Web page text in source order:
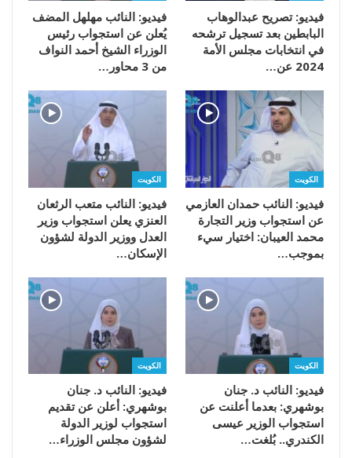
فيديو: تصريح عبدالوهاب
البابطين بعد تسجيل ترشحه
في انتخابات مجلس الأمة
2024 عن…
فيديو: النائب مهلهل المضف
يُعلن عن استجواب رئيس
الوزراء الشيخ أحمد النواف
من 3 محاور…
الكويت
فيديو: النائب حمدان العازمي
عن استجواب وزير التجارة
محمد العيبان: اختيار سيء
بموجب…
الكويت
فيديو: النائب متعب الرثعان
العنزي يعلن استجواب وزير
العدل ووزير الدولة لشؤون
الإسكان…
الكويت
فيديو: النائب د. جنان
بوشهري: بعدما أعلنت عن
استجواب الوزير عيسى
الكندري.. بُلغت…
الكويت
فيديو: النائب د. جنان
بوشهري: أعلن عن تقديم
استجواب لوزير الدولة
لشؤون مجلس الوزراء…